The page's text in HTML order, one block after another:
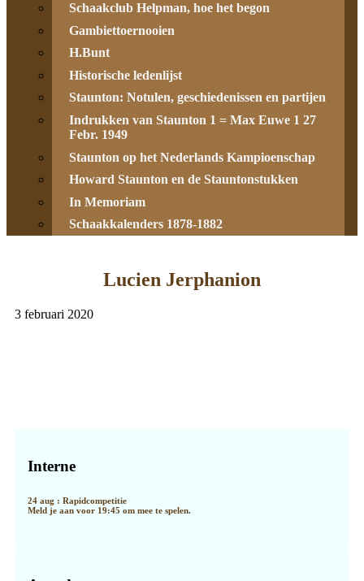
Schaakclub Helpman, hoe het begon
Gambiettoernooien
H.Bunt
Historische ledenlijst
Staunton: Notulen, geschiedenissen en partijen
Indrukken van Staunton 1 = Max Euwe 1 27
Febr. 1949
Staunton op het Nederlands Kampioenschap
Howard Staunton en de Stauntonstukken
In Memoriam
Schaakkalenders 1878-1882
Lucien Jerphanion
3 februari 2020
Sidebar
Interne
24 aug : Rapidcompetitie
Meld je aan voor 19:45 om mee te spelen.